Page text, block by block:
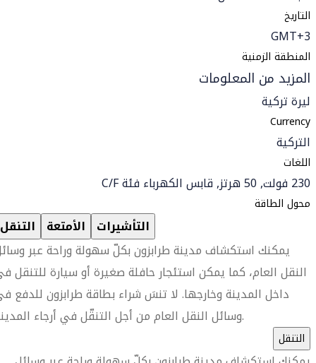
التاريخ
GMT+3
المنطقة الزمنية
المزيد من المعلومات
ليرة تركية
Currency
التركية
اللغات
230 فولت, 50 هرتز, قابس الكهرباء فئة C/F
محول الطاقة
التنقل الأمتعة التأشيرات
يمكنك استكشاف مدينة طرابزون بكلّ سهولة وراحة عبر
النقل العام، كما يمكن استئجار حافلة صغيرة أو سيارة للتنقل
داخل المدينة وخارجها. لا تنسَ شراء بطاقة طرابزون للدفع
وسائل النقل العام من أجل التنقّل في أرجاء المدينة.
التنقل